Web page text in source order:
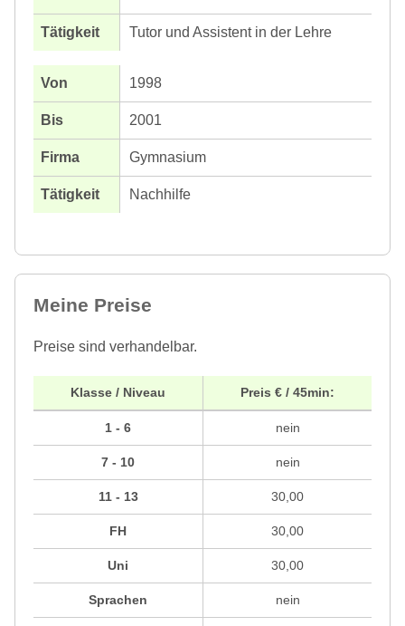
Tutor und Assistent in der Lehre
1998
2001
Gymnasium
Nachhilfe
Meine Preise
Preise sind verhandelbar.
Klasse / Niveau
1 - 6
7 - 10
11 - 13
FH
Uni
Sprachen
Preis € / 45min:
nein
nein
30,00
30,00
30,00
nein